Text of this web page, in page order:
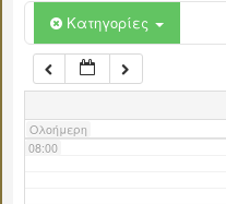
Κατηγορίες
Ολοήμερη
06:00
07:00
08:00